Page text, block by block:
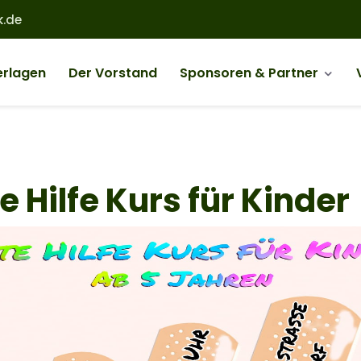
Der Vorstand Sponsoren & Partner
Hilfe Kurs für Kinder